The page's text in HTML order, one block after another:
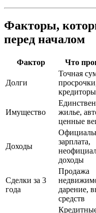
Факторы,
перед началом
Фактор Что
Долги
Точная
кредиторы
Имущество
жилье,
ценные
Доходы
зарплата,
доходы
Сделки за 3
года
Продажа
дарение,
средств